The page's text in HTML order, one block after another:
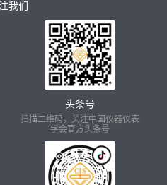
我们
头条号
扫描二维码，关注中国仪器仪表
学会官方头条号